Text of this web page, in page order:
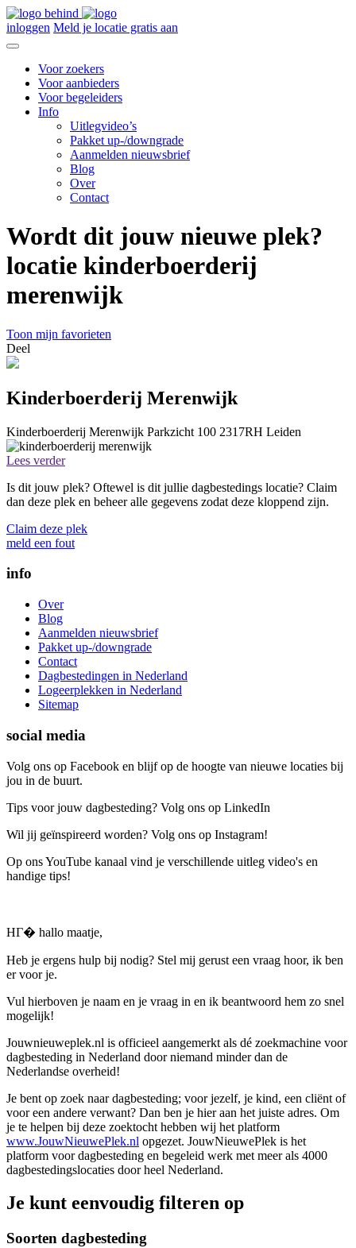
inloggen Meld je locatie gratis aan
Voor zoekers
Voor aanbieders
Voor begeleiders
Info
Uitlegvideo’s
Pakket up-/downgrade
Aanmelden nieuwsbrief
Blog
Over
Contact
Wordt dit jouw nieuwe plek?
locatie kinderboerderij
merenwijk
Toon mijn favorieten
Deel
Kinderboerderij Merenwijk
Kinderboerderij Merenwijk Parkzicht 100 2317RH Leiden
Lees verder
Is dit jouw plek? Oftewel is dit jullie dagbestedings locatie? Claim
dan deze plek en beheer alle gegevens zodat deze kloppend zijn.
Claim deze plek
meld een fout
info
Over
Blog
Aanmelden nieuwsbrief
Pakket up-/downgrade
Contact
Dagbestedingen in Nederland
Logeerplekken in Nederland
Sitemap
social media
Volg ons op Facebook en blijf op de hoogte van nieuwe locaties bij
jou in de buurt.
Tips voor jouw dagbesteding? Volg ons op LinkedIn
Wil jij geïnspireerd worden? Volg ons op Instagram!
Op ons YouTube kanaal vind je verschillende uitleg video's en
handige tips!
HГ� hallo maatje,
Heb je ergens hulp bij nodig? Stel mij gerust een vraag hoor, ik ben
er voor je.
Vul hierboven je naam en je vraag in en ik beantwoord hem zo snel
mogelijk!
Jouwnieuweplek.nl is officieel aangemerkt als dé zoekmachine voor
dagbesteding in Nederland door niemand minder dan de
Nederlandse overheid!
Je bent op zoek naar dagbesteding; voor jezelf, je kind, een cliënt of
voor een andere verwant? Dan ben je hier aan het juiste adres. Om
je te helpen bij deze zoektocht hebben wij het platform
www.JouwNieuwePlek.nl opgezet. JouwNieuwePlek is het
platform voor dagbesteding en begeleid werk met meer als 4000
dagbestedingslocaties door heel Nederland.
Je kunt eenvoudig filteren op
Soorten dagbesteding